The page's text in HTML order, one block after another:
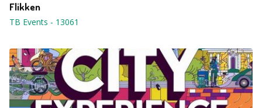
Flikken
TB Events - 13061